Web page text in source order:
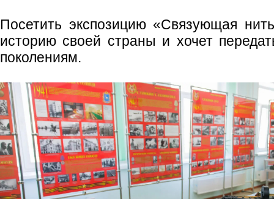
Посетить экспозицию «Связующая
историю своей страны и хочет
поколениям.